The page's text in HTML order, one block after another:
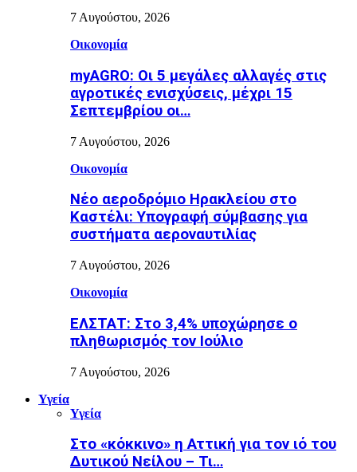
7 Αυγούστου, 2026
Οικονομία
myAGRO: Οι 5 μεγάλες αλλαγές στις
αγροτικές ενισχύσεις, μέχρι 15
Σεπτεμβρίου οι…
7 Αυγούστου, 2026
Οικονομία
Νέο αεροδρόμιο Ηρακλείου στο
Καστέλι: Υπογραφή σύμβασης για
συστήματα αεροναυτιλίας
7 Αυγούστου, 2026
Οικονομία
ΕΛΣΤΑΤ: Στο 3,4% υποχώρησε ο
πληθωρισμός τον Ιούλιο
7 Αυγούστου, 2026
Υγεία
Υγεία
Στο «κόκκινο» η Αττική για τον ιό του
Δυτικού Νείλου – Τι…